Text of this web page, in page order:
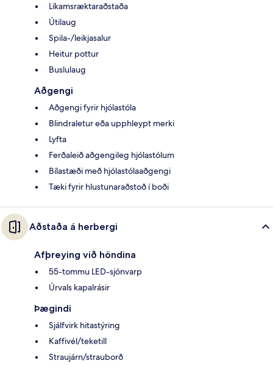
Líkamsræktaraðstaða
Útilaug
Spila-/leikjasalur
Heitur pottur
Buslulaug
Aðgengi
Aðgengi fyrir hjólastóla
Blindraletur eða upphleypt merki
Lyfta
Ferðaleið aðgengileg hjólastólum
Bílastæði með hjólastólaaðgengi
Tæki fyrir hlustunaraðstoð í boði
Aðstaða á herbergi
Afþreying við höndina
55-tommu LED-sjónvarp
Úrvals kapalrásir
Þægindi
Sjálfvirk hitastýring
Kaffivél/teketill
Straujárn/strauborð